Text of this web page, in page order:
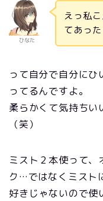
ひなた
えっ私
てあっ
って自分で自分に
ってるんですよ。
柔らかくて気持ちい
（笑）
ミスト２本使って
ク…ではなくミスト
好きじゃないので使